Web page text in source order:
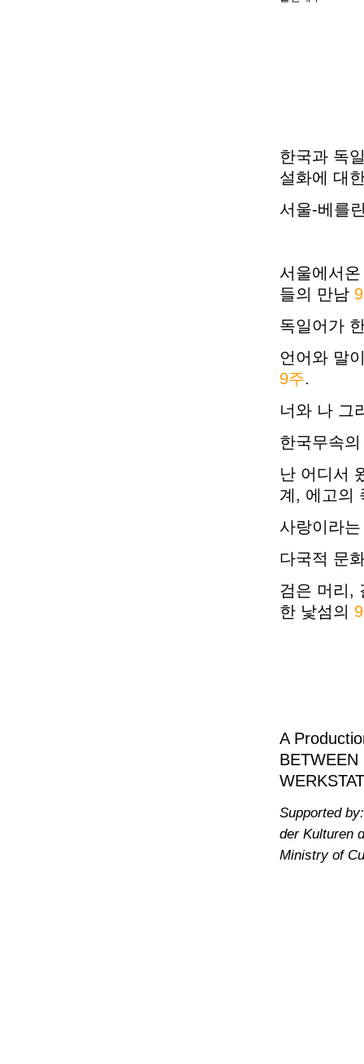
한국과 독
설화에 대
서울-베를
서울에서
들의 만남
독일어가
언어와 말
9주.
너와 나 그
한국무속
난 어디서
계, 에고의
사랑이라
다국적 문
검은 머리,
한 낯섬의
A
BETWEEN
Supported
der Kulturen
Ministry of